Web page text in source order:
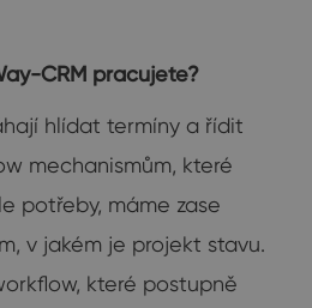
CRM pracujete?
hlídat termíny a řídit
mechanismům, které
potřeby, máme zase
v jakém je projekt stavu.
které postupně